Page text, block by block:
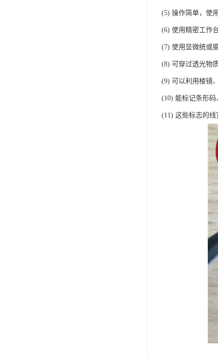
(5) 操作简单，使
(6) 使用精密工作
(7) 使用显微统或
(8) 可穿过透光物
(9) 可以利用棱镜
(10) 能标记条形码
(11) 这些标志的线